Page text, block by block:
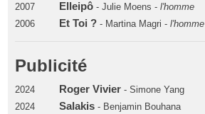
2007
Elleipô- Julie Moens - l'homme
2006
Et Toi ?- Martina Magri - l'homme
Publicité
2024 Roger Vivier- Simone Yang
2024
Salakis- Benjamin Bouhana